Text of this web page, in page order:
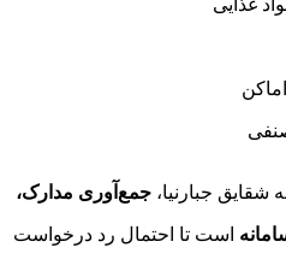
غذایی
جبارنیا، جمع‌آوری مدارک،
است تا احتمال رد درخواست